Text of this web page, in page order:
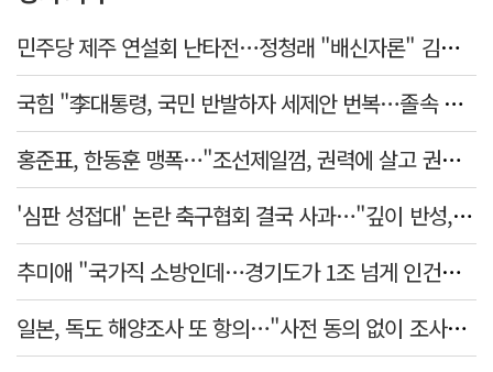
민주당 제주 연설회 난타전…정청래 "배신자론" 김민석 "관리 무능"
국힘 "李대통령, 국민 반발하자 세제안 번복…졸속 국정 즉각 중단"
홍준표, 한동훈 맹폭…"조선제일껌, 권력에 살고 권력에 죽었다"
'심판 성접대' 논란 축구협회 결국 사과…"깊이 반성, 쇄신하겠다"
추미애 "국가직 소방인데…경기도가 1조 넘게 인건비 대납"
일본, 독도 해양조사 또 항의…"사전 동의 없이 조사" 주장